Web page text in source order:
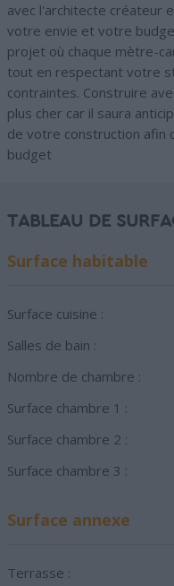
avec l'architecte créateur
votre envie et votre
projet où chaque mètre-
tout en respectant votre
contraintes. Construire
plus cher car il saura
de votre construction afin
budget
TABLEAU DE
Surface habitable
Surface cuisine :
Salles de bain :
Nombre de chambre :
Surface chambre 1 :
Surface chambre 2 :
Surface chambre 3 :
Surface annexe
Terrasse :